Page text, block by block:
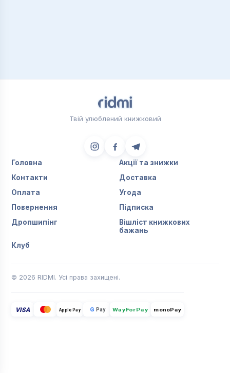
Твій улюблений книжковий
Головна
Акції та знижки
Контакти
Доставка
Оплата
Угода
Повернення
Підписка
Дропшипінг
Вішліст книжкових
бажань
Клуб
© 2026 RIDMI. Усі права захищені.
VISA Apple Pay G Pay WayForPay monoPay